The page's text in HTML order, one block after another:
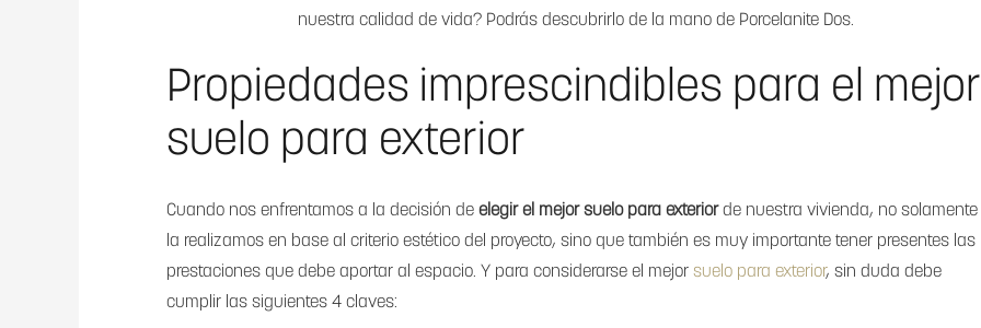
nuestra calidad de vida? Podrás descubrirlo de la mano de Porcelanite Dos.
Propiedades imprescindibles para el mejor
suelo para exterior
Cuando nos enfrentamos a la decisión de elegir el mejor suelo para exteriorde nuestra vivienda, no solamente
la realizamos en base al criterio estético del proyecto, sino que también es muy importante tener presentes las
prestaciones que debe aportar al espacio. Y para considerarse el mejor suelo para exterior, sin duda debe
cumplir las siguientes 4 claves: